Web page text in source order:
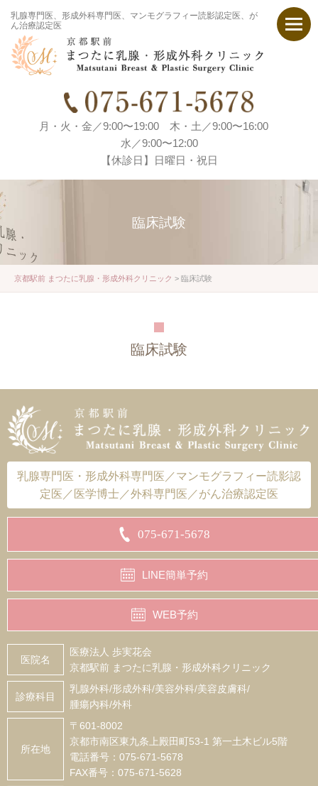
乳腺専門医、形成外科専門医、マンモグラフィー読影認定医、が
ん治療認定医
月・火・金／9:00〜19:00 木・土／9:00〜16:00
水／9:00〜12:00
【休診日】日曜日・祝日
臨床試験
京都駅前 まつたに乳腺・形成外科クリニック > 臨床試験
臨床試験
乳腺専門医・形成外科専門医／マンモグラフィー読影認
定医／医学博士／外科専門医／がん治療認定医
075-671-5678
LINE簡単予約
WEB予約
医院名
医療法人 歩実花会
京都駅前 まつたに乳腺・形成外科クリニック
診療科目
乳腺外科/形成外科/美容外科/美容皮膚科/
腫瘍内科/外科
所在地
〒601-8002
京都市南区東九条上殿田町53-1 第一土木ビル5階
電話番号：075-671-5678
FAX番号：075-671-5628